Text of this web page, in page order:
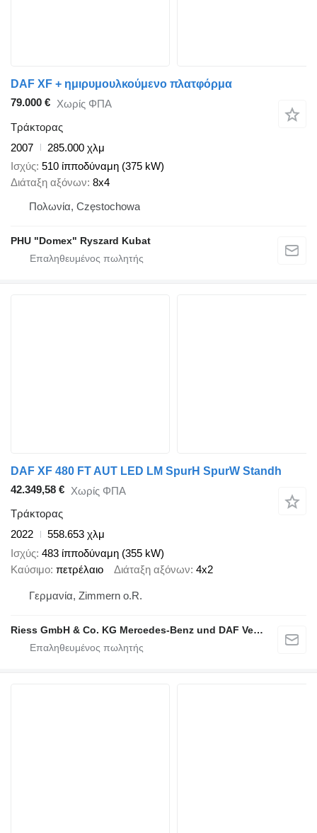
DAF XF + ημιρυμουλκούμενο πλατφόρμα
79.000 € Χωρίς ΦΠΑ
Τράκτορας
2007
285.000 χλμ
Ισχύς 510 ίπποδύναμη (375 kW)
Διάταξη αξόνων 8x4
Πολωνία, Częstochowa
PHU "Domex" Ryszard Kubat
DAF XF 480 FT AUT LED LM SpurH SpurW Standh
42.349,58 € Χωρίς ΦΠΑ
Τράκτορας
2022
558.653 χλμ
Ισχύς 483 ίπποδύναμη (355 kW)
Καύσιμο πετρέλαιο Διάταξη αξόνων 4x2
Γερμανία, Zimmern o.R.
Riess GmbH & Co. KG Mercedes-Benz und DAF Vertragspartner